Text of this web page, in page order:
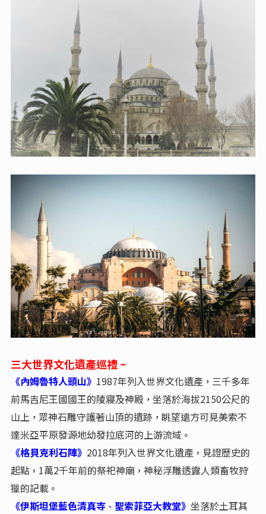
三大世界文化遺產巡禮 ~
《內姆魯特人頭山》 1987年列入世界文化遺產， 三千多年
前馬吉尼王國國王的陵寢及神殿， 坐落於海拔2150公尺的
山上 ， 眾神石雕守護著山頂的遺跡 ， 眺望遠方可見美索不
達米亞平原發源地幼發拉底河的上游流域 。
《格貝克利石陣》 2018年列入世界文化遺產， 見證歷史的
起點， 1萬2千年前的祭祀神廟 ， 神秘浮雕透露人類畜牧狩
獵的記載。
《伊斯坦堡藍色清真寺、 聖索菲亞大教堂》 坐落於土耳其